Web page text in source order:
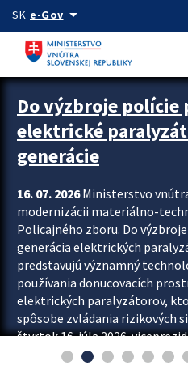
Preskocit na hlavný obsah
SK e-Govarrow_drop_down
Zastavit automatický posun upútavok
Do výzbroje polície
elektrické
generácie
16. 07. 2026Ministerstvo
modernizácii materiálno-
Policajného zboru. Do
generácia elektrických
predstavujú významný
používania donucovacích
elektrických paralyzátorov,
spôsobe zvládania rizikových
štvrtok 16. júla 2026
Rastislav Polakovič a riaditeľ